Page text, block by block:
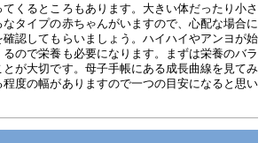
くるところもあります。大きい体だったり小さ
タイプの赤ちゃんがいますので、心配な場合に
認してもらいましょう。ハイハイやアンヨが始
るので栄養も必要になります。まずは栄養のバラ
が大切です。母子手帳にある成長曲線を見てみ
度の幅がありますので一つの目安になると思い